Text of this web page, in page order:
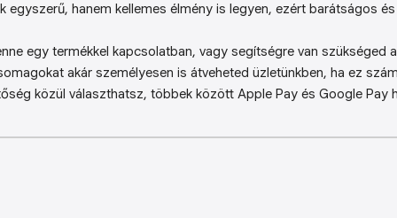
egyszerű, hanem kellemes élmény is legyen, ezért barátságos
egy termékkel kapcsolatban, vagy segítségre van szükséged
akár személyesen is átveheted üzletünkben, ha ez
közül választhatsz, többek között Apple Pay és Google Pay